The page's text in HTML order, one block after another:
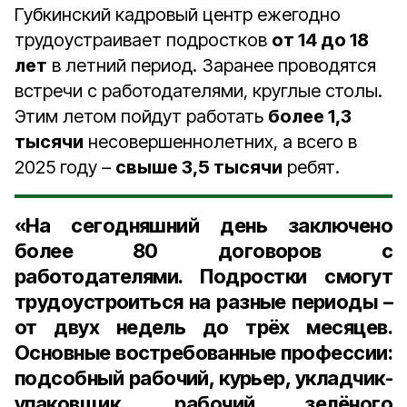
Губкинский кадровый центр ежегодно
трудоустраивает подростков от 14 до 18
лет в летний период. Заранее проводятся
встречи с работодателями, круглые столы.
Этим летом пойдут работать более 1,3
тысячи несовершеннолетних, а всего в
2025 году – свыше 3,5 тысячи ребят.
«На сегодняшний день заключено
более 80 договоров с
работодателями. Подростки смогут
трудоустроиться на разные периоды –
от двух недель до трёх месяцев.
Основные востребованные профессии:
подсобный рабочий, курьер, укладчик-